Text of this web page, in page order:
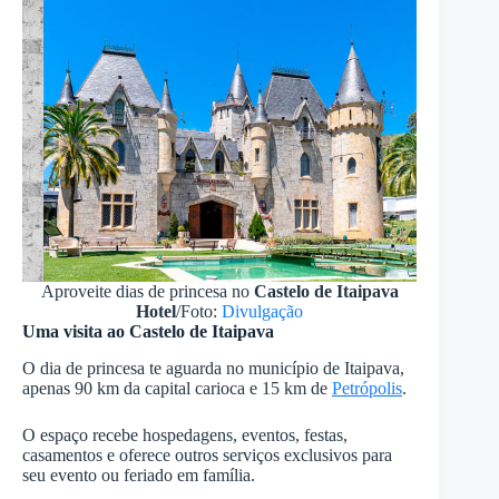
Aproveite dias de princesa no Castelo de Itaipava
Hotel/Foto:Divulgação
Uma visita ao Castelo de Itaipava
O dia de princesa te aguarda no município de Itaipava,
apenas 90 km da capital carioca e 15 km de Petrópolis.
O espaço recebe hospedagens, eventos, festas,
casamentos e oferece outros serviços exclusivos para
seu evento ou feriado em família.